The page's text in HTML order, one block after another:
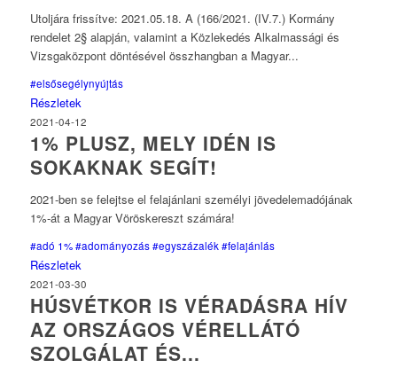
Utoljára frissítve: 2021.05.18. A (166/2021. (IV.7.) Kormány
rendelet 2§ alapján, valamint a Közlekedés Alkalmassági és
Vizsgaközpont döntésével összhangban a Magyar...
#elsősegélynyújtás
Részletek
2021-04-12
1% PLUSZ, MELY IDÉN IS
SOKAKNAK SEGÍT!
2021-ben se felejtse el felajánlani személyi jövedelemadójának
1%-át a Magyar Vöröskereszt számára!
#adó 1% #adományozás #egyszázalék #felajánlás
Részletek
2021-03-30
HÚSVÉTKOR IS VÉRADÁSRA HÍV
AZ ORSZÁGOS VÉRELLÁTÓ
SZOLGÁLAT ÉS...